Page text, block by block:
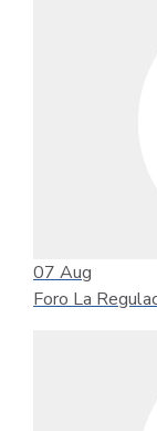
07 Aug
Foro La